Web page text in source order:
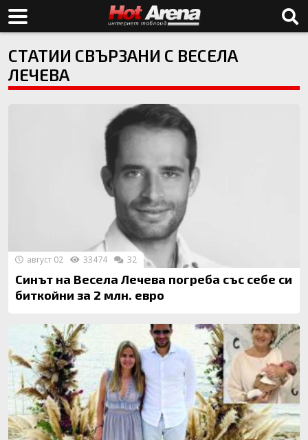
СТАТИИ СВЪРЗАНИ С ВЕСЕЛА
ЛЕЧЕВА
Синът на Весела Лечева погреба със себе си
биткойни за 2 млн. евро
август 02 33474 32